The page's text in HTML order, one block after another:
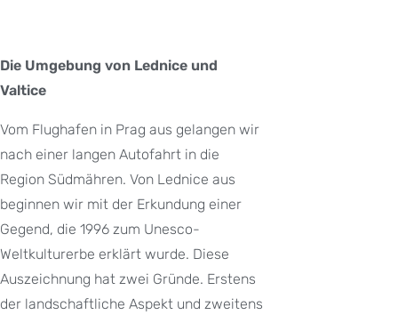
Die Umgebung von Lednice und
Valtice
Vom Flughafen in Prag aus gelangen wir
nach einer langen Autofahrt in die
Region Südmähren. Von Lednice aus
beginnen wir mit der Erkundung einer
Gegend, die 1996 zum Unesco-
Weltkulturerbe erklärt wurde. Diese
Auszeichnung hat zwei Gründe. Erstens
der landschaftliche Aspekt und zweitens